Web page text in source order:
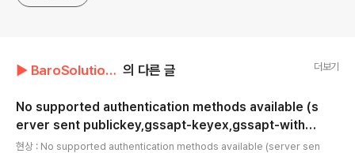
▶ BaroSolution/오류 메시지 의 다른 글 더보기
No supported authentication methods available (s
erver sent publickey,gssapt-keyex,gssapt-with-
mic)
현상 : No supported authentication methods available (server sen